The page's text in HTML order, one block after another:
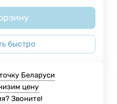
быстро
Беларуси
цену
Звоните!